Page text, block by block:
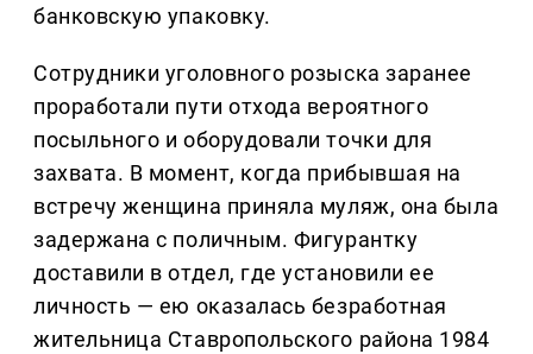
банковскую упаковку.
Сотрудники уголовного розыска заранее
проработали пути отхода вероятного
посыльного и оборудовали точки для
захвата. В момент, когда прибывшая на
встречу женщина приняла муляж, она была
задержана с поличным. Фигурантку
доставили в отдел, где установили ее
личность — ею оказалась безработная
жительница Ставропольского района 1984